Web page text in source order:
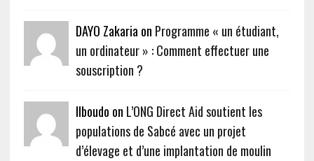
DAYO Zakaria on Programme « un étudiant,
un ordinateur » : Comment effectuer une
souscription ?
Ilboudo on L’ONG Direct Aid soutient les
populations de Sabcé avec un projet
d’élevage et d’une implantation de moulin